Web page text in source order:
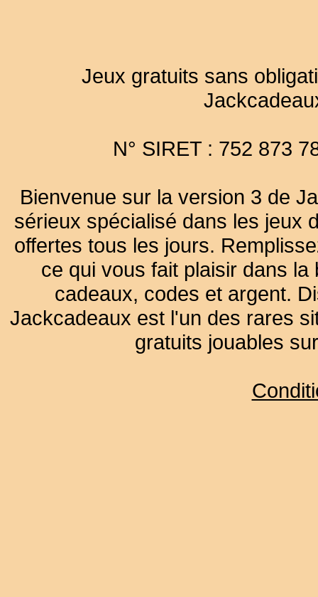
Jeux gratuits sans
N° SIRET : 752 873
Bienvenue sur la version 3 de
sérieux spécialisé dans les jeux
offertes tous les jours.
ce qui vous fait plaisir dans
cadeaux, codes et argent.
Jackcadeaux est l'un des rares
gratuits jouables